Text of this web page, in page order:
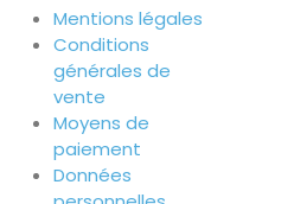
Mentions légales
Conditions
générales de
vente
Moyens de
paiement
Données